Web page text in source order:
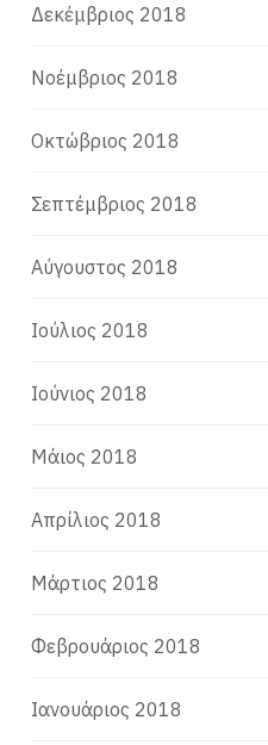
Δεκέμβριος 2018
Νοέμβριος 2018
Οκτώβριος 2018
Σεπτέμβριος 2018
Αύγουστος 2018
Ιούλιος 2018
Ιούνιος 2018
Μάιος 2018
Απρίλιος 2018
Μάρτιος 2018
Φεβρουάριος 2018
Ιανουάριος 2018